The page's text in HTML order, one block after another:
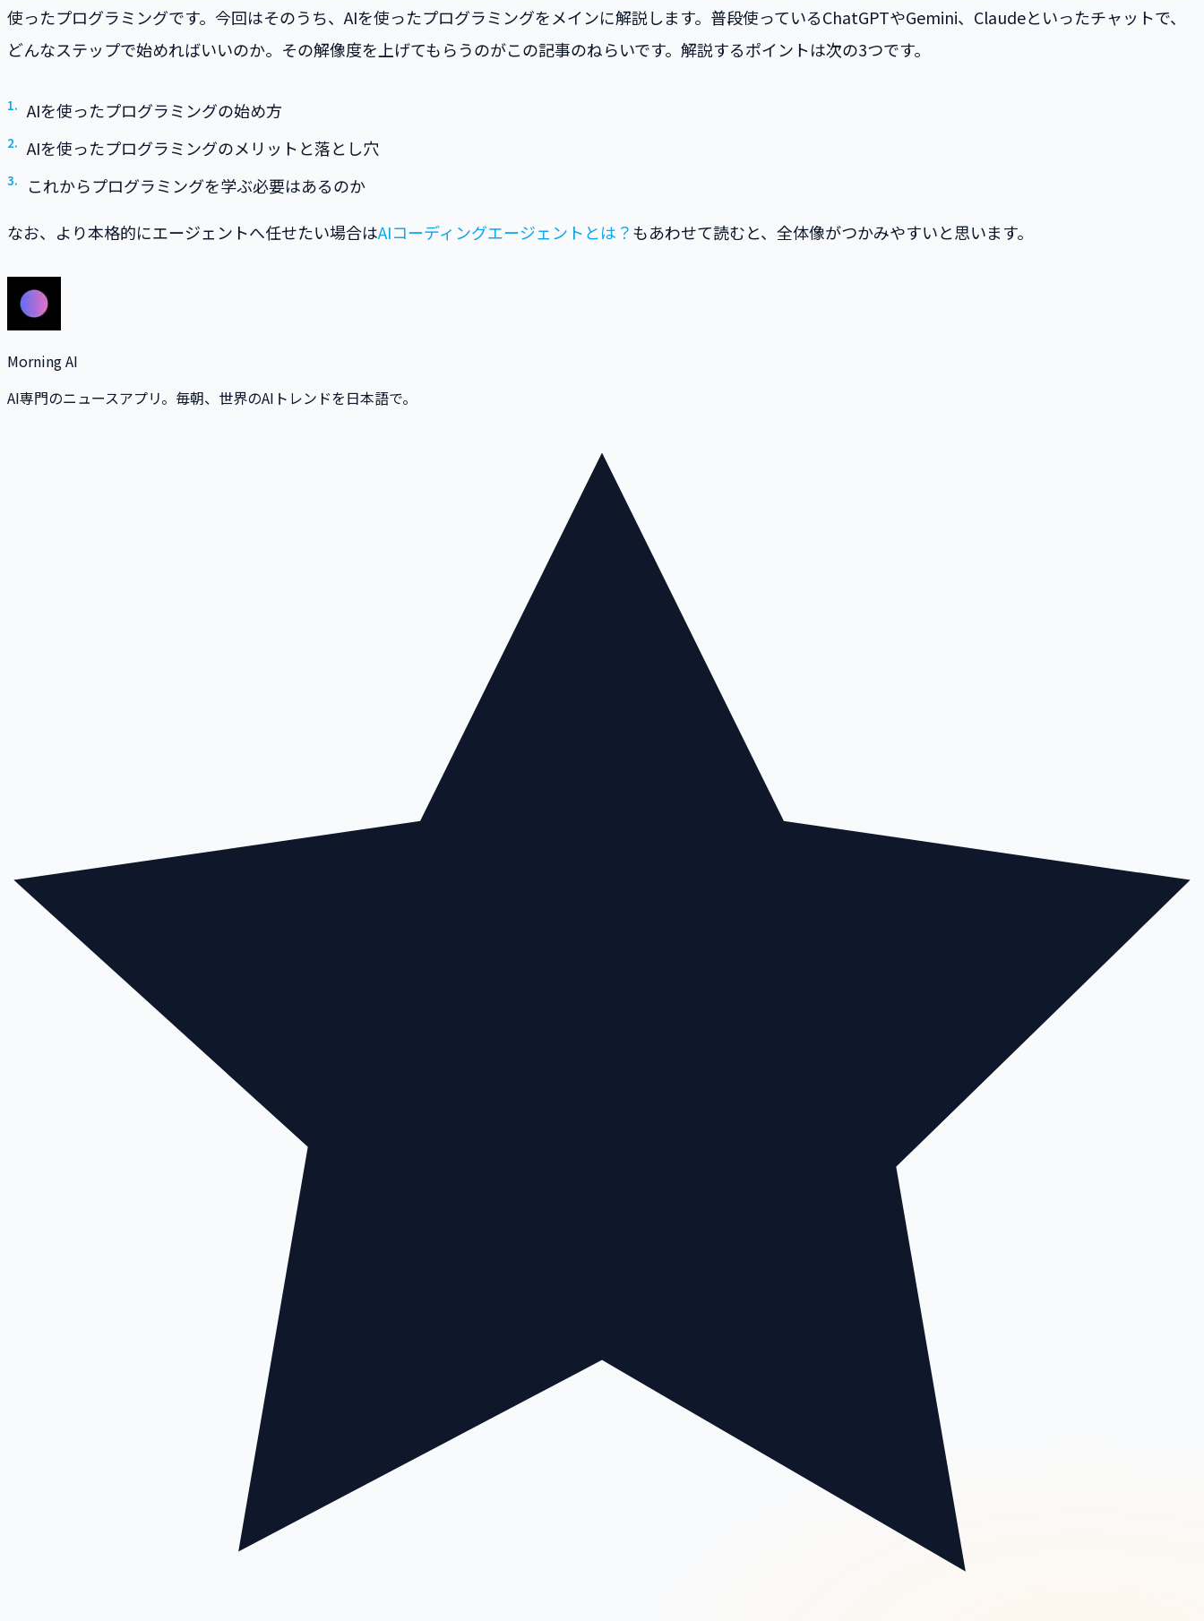
使ったプログラミングです。今回はそのうち、AIを使ったプログラミングをメインに解説します。普段使っているChatGPTやGemini、Claudeといったチャットで、
どんなステップで始めればいいのか。その解像度を上げてもらうのがこの記事のねらいです。解説するポイントは次の3つです。
AIを使ったプログラミングの始め方
AIを使ったプログラミングのメリットと落とし穴
これからプログラミングを学ぶ必要はあるのか
なお、より本格的にエージェントへ任せたい場合はAIコーディングエージェントとは？もあわせて読むと、全体像がつかみやすいと思います。
Morning AI
AI専門のニュースアプリ。毎朝、世界のAIトレンドを日本語で。